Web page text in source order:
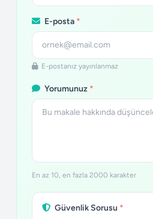
E-posta *
E-postanız yayınlanmaz
Yorumunuz *
En az 10, en fazla 2000 karakter
Güvenlik Sorusu *